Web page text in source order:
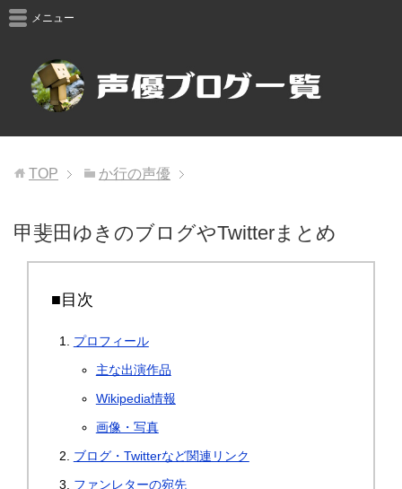
メニュー
TOP か行の声優
甲斐田ゆきのブログやTwitterまとめ
■目次
プロフィール
主な出演作品
Wikipedia情報
画像・写真
ブログ・Twitterなど関連リンク
ファンレターの宛先